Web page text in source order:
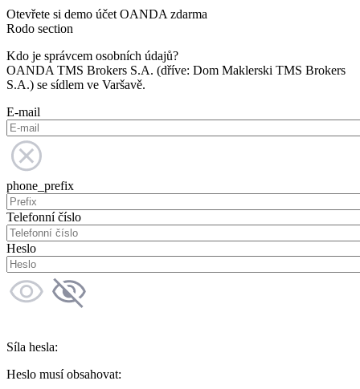
Otevřete si demo účet OANDA zdarma
Rodo section
Kdo je správcem osobních údajů?
OANDA TMS Brokers S.A. (dříve: Dom Maklerski TMS Brokers
S.A.) se sídlem ve Varšavě.
E-mail
phone_prefix
Telefonní číslo
Heslo
Síla hesla:
Heslo musí obsahovat: